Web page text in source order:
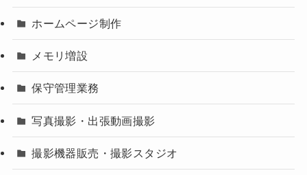
ホームページ制作
メモリ増設
保守管理業務
写真撮影・出張動画撮影
撮影機器販売・撮影スタジオ